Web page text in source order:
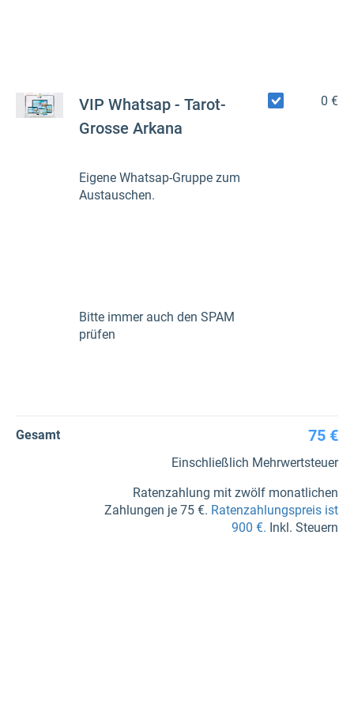
VIP Whatsap - Tarot-
Grosse Arkana
Eigene Whatsap-Gruppe zum
Austauschen.
Bitte immer auch den SPAM
prüfen
0 €
Gesamt 75 €
Einschließlich Mehrwertsteuer
Ratenzahlung mit zwölf monatlichen
Zahlungen je 75 €. Ratenzahlungspreis ist
900 €. Inkl. Steuern